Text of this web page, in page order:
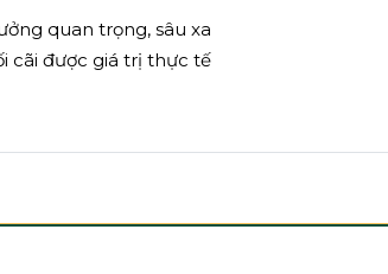
quan trọng, sâu xa
cãi được giá trị thực tế